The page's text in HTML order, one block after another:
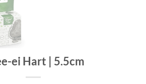
ei Hart | 5.5cm